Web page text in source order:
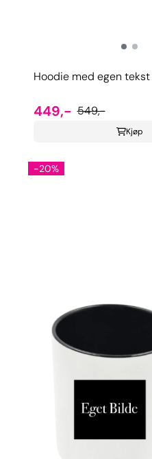
Hoodie med egen tekst
449,- 549,-
Kjøp
-20%